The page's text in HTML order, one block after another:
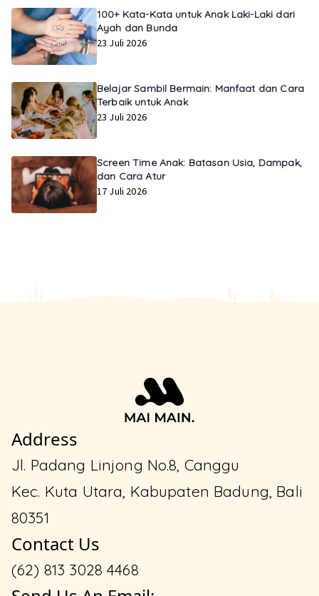
100+ Kata-Kata untuk Anak Laki-Laki dari
Ayah dan Bunda
23 Juli 2026
Belajar Sambil Bermain: Manfaat dan Cara
Terbaik untuk Anak
23 Juli 2026
Screen Time Anak: Batasan Usia, Dampak,
dan Cara Atur
17 Juli 2026
Address
Jl. Padang Linjong No.8, Canggu
Kec. Kuta Utara, Kabupaten Badung, Bali
80351
Contact Us
(62) 813 3028 4468